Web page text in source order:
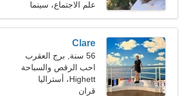
علم الاجتماع، سينما
Clare
56 سنة, برج العقرب
احب الرقص والسباحة
Highett، أستراليا
قران